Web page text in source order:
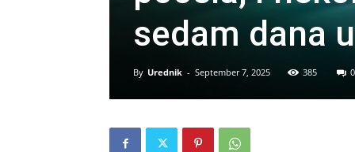
sedam dana
By Urednik - September 7, 2025 385 0